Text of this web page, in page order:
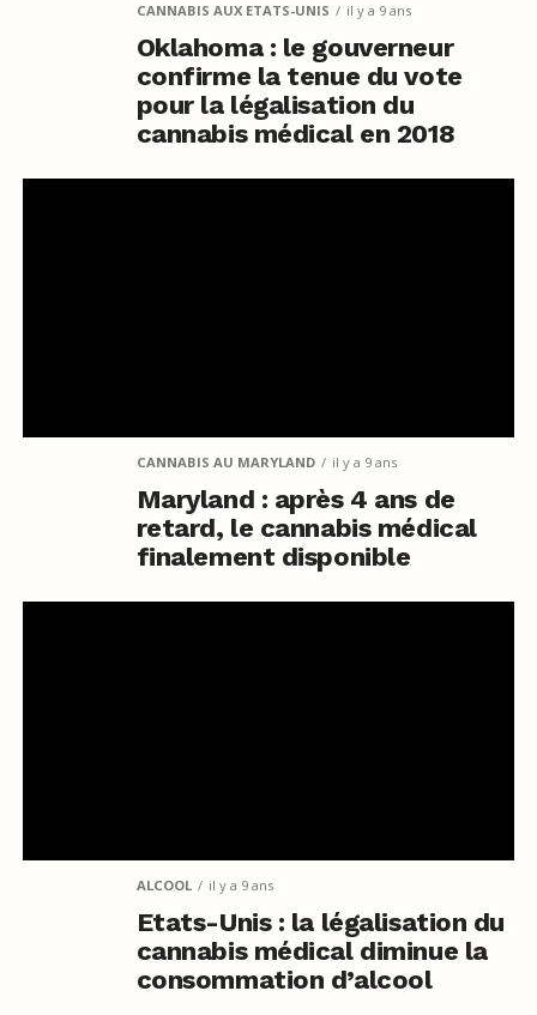
CANNABIS AUX ETATS-UNIS il y a 9 ans
Oklahoma : le gouverneur
confirme la tenue du vote
pour la légalisation du
cannabis médical en 2018
CANNABIS AU MARYLAND il y a 9 ans
Maryland : après 4 ans de
retard, le cannabis médical
finalement disponible
ALCOOL il y a 9 ans
Etats-Unis : la légalisation du
cannabis médical diminue la
consommation d’alcool